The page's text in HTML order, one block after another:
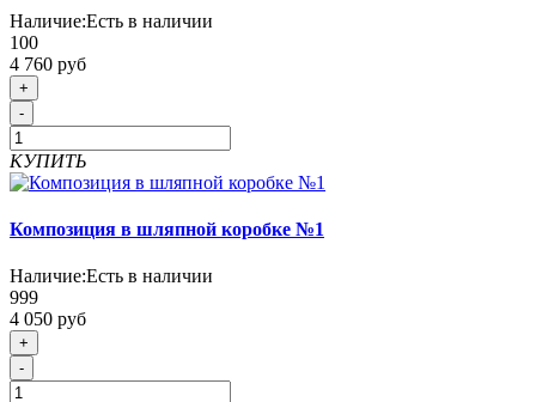
Наличие:Есть в наличии
100
4 760 руб
+
-
КУПИТЬ
Композиция в шляпной коробке №1
Наличие:Есть в наличии
999
4 050 руб
+
-